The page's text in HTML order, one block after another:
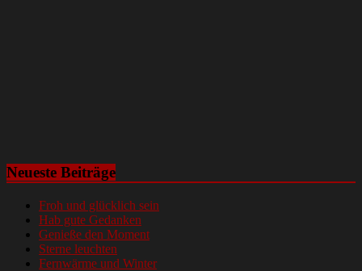
Neueste Beiträge
Froh und glücklich sein
Hab gute Gedanken
Genieße den Moment
Sterne leuchten
Fernwärme und Winter